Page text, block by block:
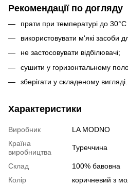
Рекомендації по догляду
прати при температурі до
використовувати м'які засоби
не застосовувати відбілювачі;
сушити у горизонтальному
зберігати у складеному вигляді.
Характеристики
Виробник
LA MODNO
Країна
виробництва
Туреччина
Склад
100% бавовна
Колір
коричневий з